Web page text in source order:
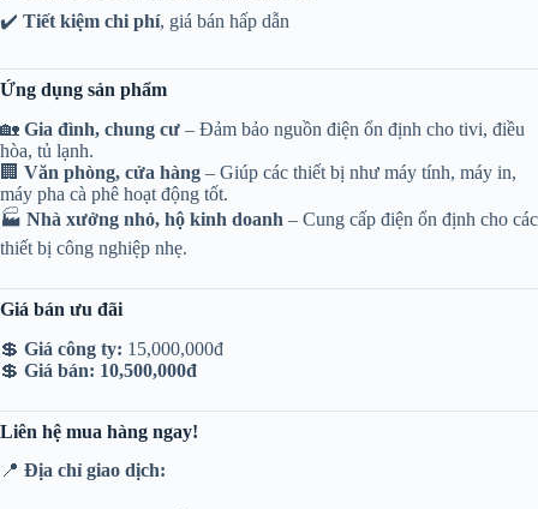
✔️ Tiết kiệm chi phí, giá bán hấp dẫn
Ứng dụng sản phẩm
🏡 Gia đình, chung cư – Đảm bảo nguồn điện ổn định cho tivi, điều
hòa, tủ lạnh.
🏢 Văn phòng, cửa hàng – Giúp các thiết bị như máy tính, máy in,
máy pha cà phê hoạt động tốt.
🏭 Nhà xưởng nhỏ, hộ kinh doanh – Cung cấp điện ổn định cho các
thiết bị công nghiệp nhẹ.
Giá bán ưu đãi
💲 Giá công ty: 15,000,000đ
💲 Giá bán: 10,500,000đ
Liên hệ mua hàng ngay!
📍 Địa chỉ giao dịch: